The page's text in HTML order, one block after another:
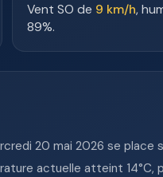
Vent SO de 9 km/h,
89%.
20 mai 2026 se place
actuelle atteint 14°C,